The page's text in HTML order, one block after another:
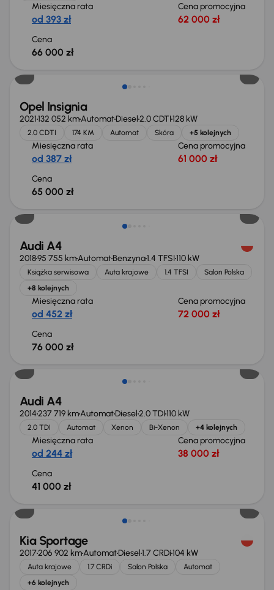
Miesięczna rata
od 393 zł
Cena promocyjna
62 000 zł
Cena
66 000 zł
Opel Insignia
2021132 052 kmAutomatDiesel2.0 CDTI128 kW
2.0 CDTI 174 KM Automat Skóra +5 kolejnych
Miesięczna rata
od 387 zł
Cena promocyjna
61 000 zł
Cena
65 000 zł
Świeżo skupione
Audi A4
201895 755 kmAutomatBenzyna1.4 TFSI110 kW
Książka serwisowa Auta krajowe 1.4 TFSI
Salon Polska
+8 kolejnych
Miesięczna rata
od 452 zł
Cena promocyjna
72 000 zł
Cena
76 000 zł
Audi A4
2014237 719 kmAutomatDiesel2.0 TDI110 kW
2.0 TDI Automat Xenon Bi-Xenon +4 kolejnych
Miesięczna rata
od 244 zł
Cena promocyjna
38 000 zł
Cena
41 000 zł
Kia Sportage
2017206 902 kmAutomatDiesel1.7 CRDi104 kW
Auta krajowe 1.7 CRDi Salon Polska
Automat
+6 kolejnych